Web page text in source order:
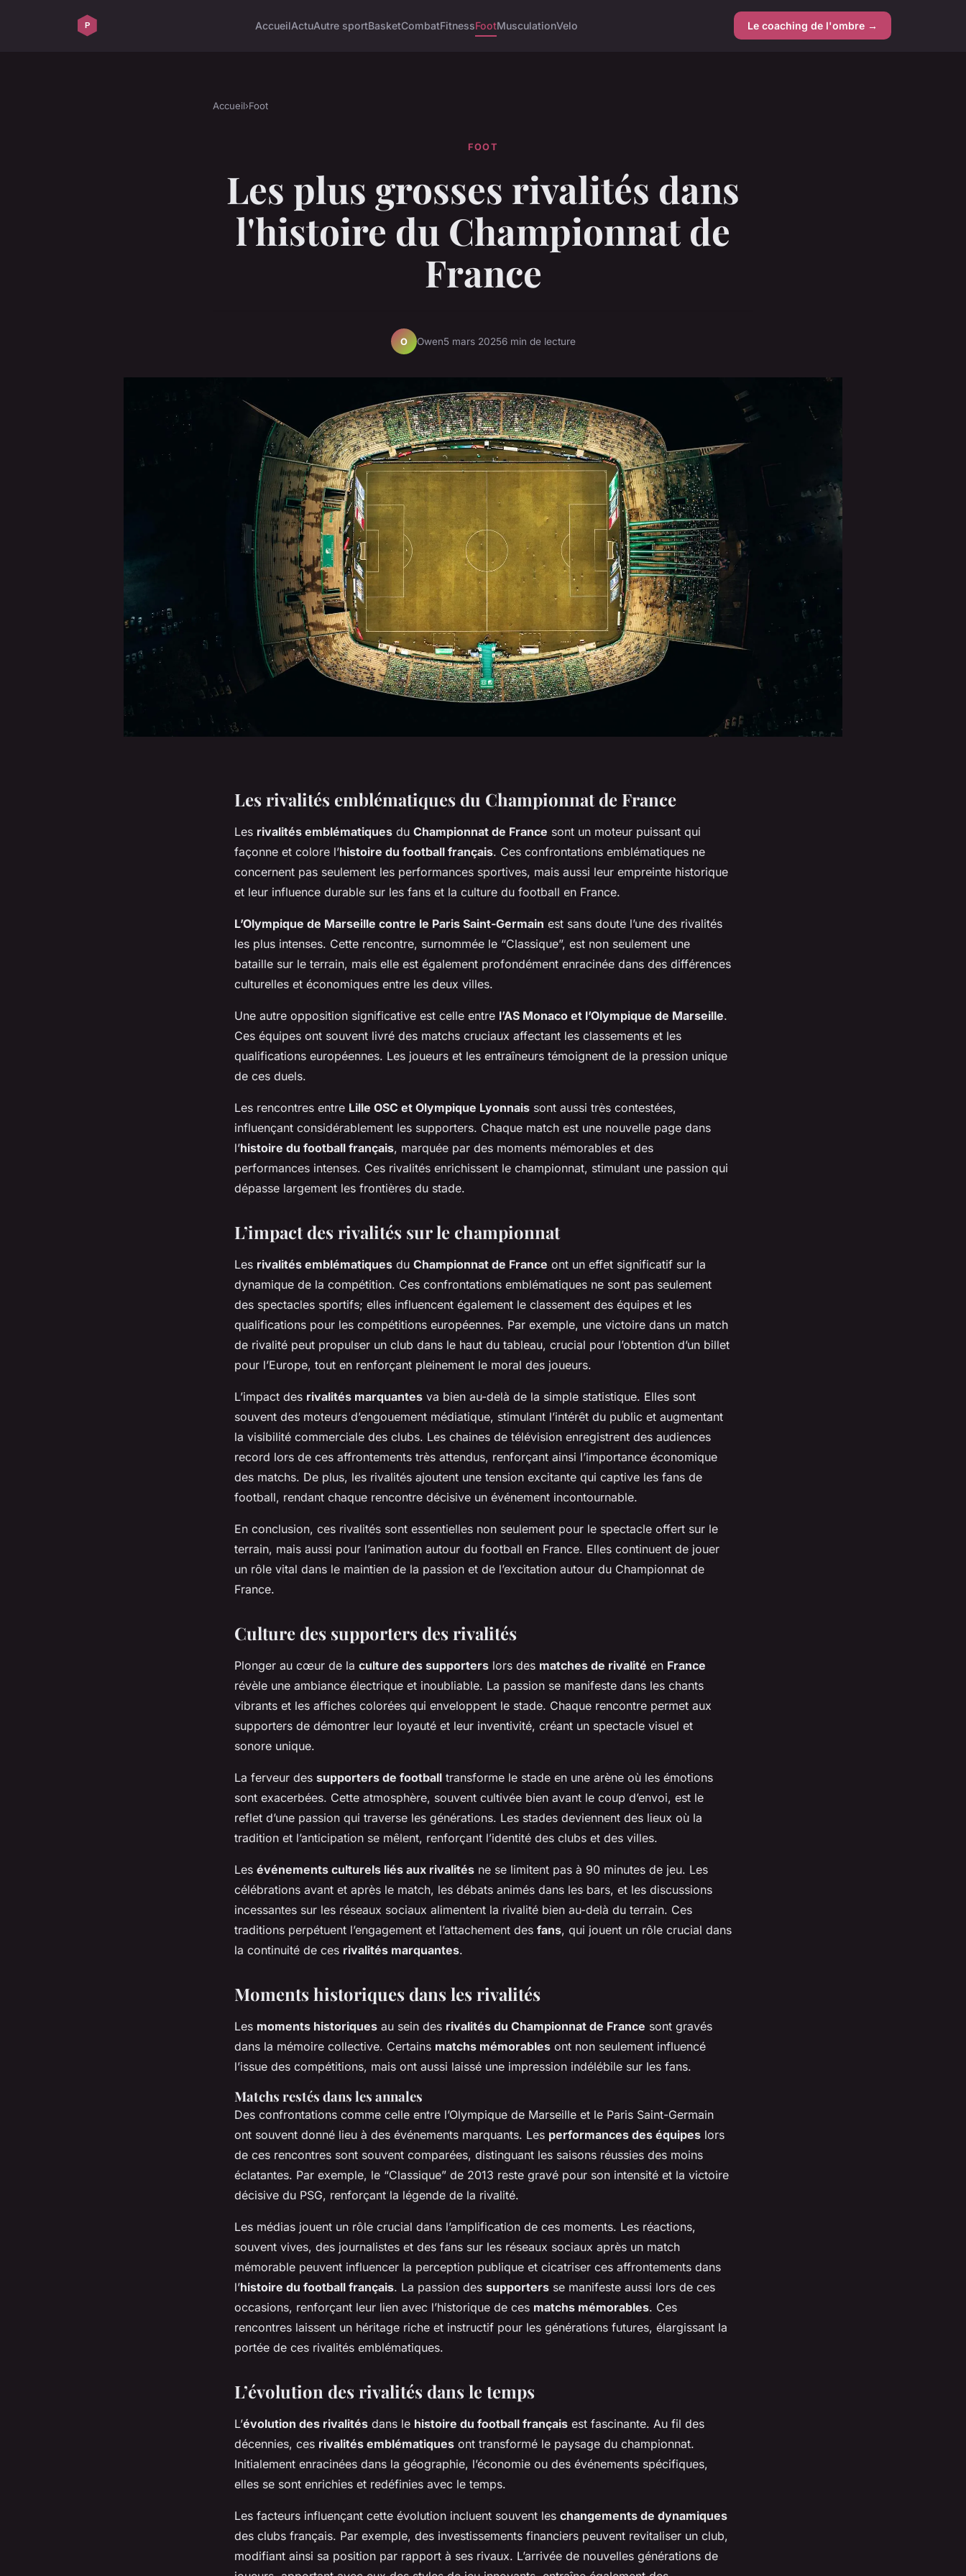
AccueilActuAutre sportBasketCombatFitnessFootMusculationVelo Le coaching de l'ombre →
Accueil›Foot
FOOT
Les plus grosses rivalités dans
l'histoire du Championnat de
France
O Owen5 mars 20256 min de lecture
Les rivalités emblématiques du Championnat de France
Les rivalités emblématiques du Championnat de France sont un moteur puissant qui
façonne et colore l’histoire du football français. Ces confrontations emblématiques ne
concernent pas seulement les performances sportives, mais aussi leur empreinte historique
et leur influence durable sur les fans et la culture du football en France.
L’Olympique de Marseille contre le Paris Saint-Germain est sans doute l’une des rivalités
les plus intenses. Cette rencontre, surnommée le “Classique”, est non seulement une
bataille sur le terrain, mais elle est également profondément enracinée dans des différences
culturelles et économiques entre les deux villes.
Une autre opposition significative est celle entre l’AS Monaco et l’Olympique de Marseille.
Ces équipes ont souvent livré des matchs cruciaux affectant les classements et les
qualifications européennes. Les joueurs et les entraîneurs témoignent de la pression unique
de ces duels.
Les rencontres entre Lille OSC et Olympique Lyonnais sont aussi très contestées,
influençant considérablement les supporters. Chaque match est une nouvelle page dans
l’histoire du football français, marquée par des moments mémorables et des
performances intenses. Ces rivalités enrichissent le championnat, stimulant une passion qui
dépasse largement les frontières du stade.
L’impact des rivalités sur le championnat
Les rivalités emblématiques du Championnat de France ont un effet significatif sur la
dynamique de la compétition. Ces confrontations emblématiques ne sont pas seulement
des spectacles sportifs; elles influencent également le classement des équipes et les
qualifications pour les compétitions européennes. Par exemple, une victoire dans un match
de rivalité peut propulser un club dans le haut du tableau, crucial pour l’obtention d’un billet
pour l’Europe, tout en renforçant pleinement le moral des joueurs.
L’impact des rivalités marquantes va bien au-delà de la simple statistique. Elles sont
souvent des moteurs d’engouement médiatique, stimulant l’intérêt du public et augmentant
la visibilité commerciale des clubs. Les chaines de télévision enregistrent des audiences
record lors de ces affrontements très attendus, renforçant ainsi l’importance économique
des matchs. De plus, les rivalités ajoutent une tension excitante qui captive les fans de
football, rendant chaque rencontre décisive un événement incontournable.
En conclusion, ces rivalités sont essentielles non seulement pour le spectacle offert sur le
terrain, mais aussi pour l’animation autour du football en France. Elles continuent de jouer
un rôle vital dans le maintien de la passion et de l’excitation autour du Championnat de
France.
Culture des supporters des rivalités
Plonger au cœur de la culture des supporters lors des matches de rivalité en France
révèle une ambiance électrique et inoubliable. La passion se manifeste dans les chants
vibrants et les affiches colorées qui enveloppent le stade. Chaque rencontre permet aux
supporters de démontrer leur loyauté et leur inventivité, créant un spectacle visuel et
sonore unique.
La ferveur des supporters de football transforme le stade en une arène où les émotions
sont exacerbées. Cette atmosphère, souvent cultivée bien avant le coup d’envoi, est le
reflet d’une passion qui traverse les générations. Les stades deviennent des lieux où la
tradition et l’anticipation se mêlent, renforçant l’identité des clubs et des villes.
Les événements culturels liés aux rivalités ne se limitent pas à 90 minutes de jeu. Les
célébrations avant et après le match, les débats animés dans les bars, et les discussions
incessantes sur les réseaux sociaux alimentent la rivalité bien au-delà du terrain. Ces
traditions perpétuent l’engagement et l’attachement des fans, qui jouent un rôle crucial dans
la continuité de ces rivalités marquantes.
Moments historiques dans les rivalités
Les moments historiques au sein des rivalités du Championnat de France sont gravés
dans la mémoire collective. Certains matchs mémorables ont non seulement influencé
l’issue des compétitions, mais ont aussi laissé une impression indélébile sur les fans.
Matchs restés dans les annales
Des confrontations comme celle entre l’Olympique de Marseille et le Paris Saint-Germain
ont souvent donné lieu à des événements marquants. Les performances des équipes lors
de ces rencontres sont souvent comparées, distinguant les saisons réussies des moins
éclatantes. Par exemple, le “Classique” de 2013 reste gravé pour son intensité et la victoire
décisive du PSG, renforçant la légende de la rivalité.
Les médias jouent un rôle crucial dans l’amplification de ces moments. Les réactions,
souvent vives, des journalistes et des fans sur les réseaux sociaux après un match
mémorable peuvent influencer la perception publique et cicatriser ces affrontements dans
l’histoire du football français. La passion des supporters se manifeste aussi lors de ces
occasions, renforçant leur lien avec l’historique de ces matchs mémorables. Ces
rencontres laissent un héritage riche et instructif pour les générations futures, élargissant la
portée de ces rivalités emblématiques.
L’évolution des rivalités dans le temps
L’évolution des rivalités dans le histoire du football français est fascinante. Au fil des
décennies, ces rivalités emblématiques ont transformé le paysage du championnat.
Initialement enracinées dans la géographie, l’économie ou des événements spécifiques,
elles se sont enrichies et redéfinies avec le temps.
Les facteurs influençant cette évolution incluent souvent les changements de dynamiques
des clubs français. Par exemple, des investissements financiers peuvent revitaliser un club,
modifiant ainsi sa position par rapport à ses rivaux. L’arrivée de nouvelles générations de